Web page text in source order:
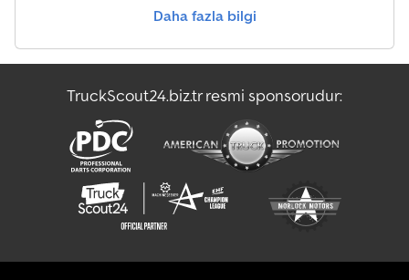
Meusburger Flatbed/Branda
Schmitz Cargobull Flatbed/Branda
Wackenhut Flatbed/Branda
Daha fazla bilgi
TruckScout24.biz.tr resmi sponsorudur: